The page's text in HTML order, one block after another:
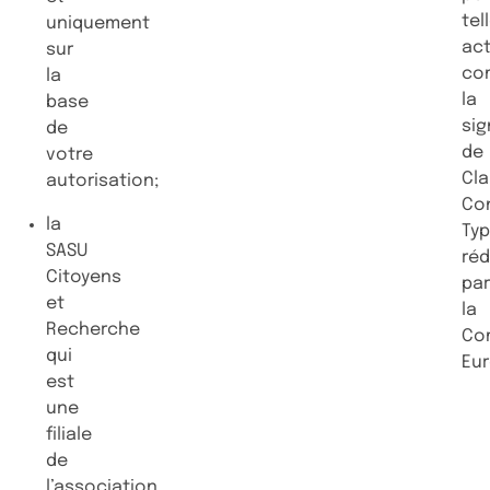
uniquement
sur
la
base
de
votre
autorisation;
la
SASU
Citoyens
et
Recherche
qui
est
une
filiale
de
la
de
par
la